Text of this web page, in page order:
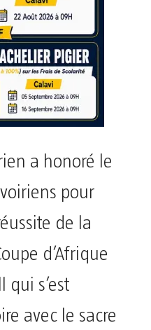
a honoré le
pour
de la
d’Afrique
qui s’est
avec le sacre